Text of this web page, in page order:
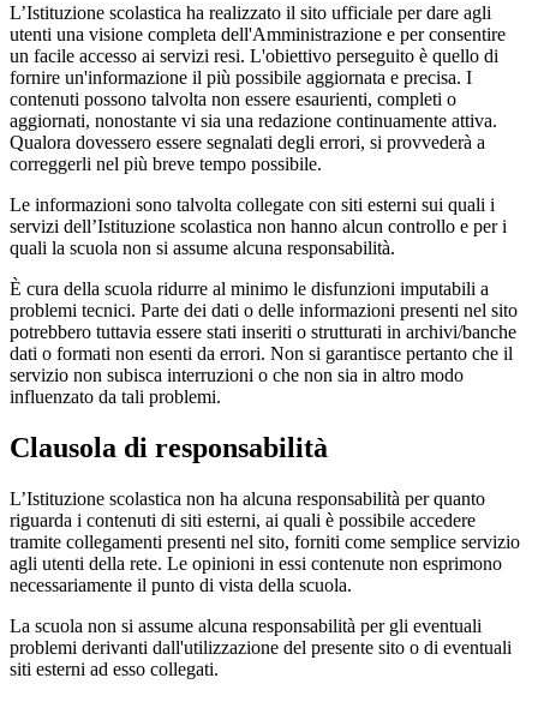
L’Istituzione scolastica ha realizzato il sito ufficiale per dare agli
utenti una visione completa dell'Amministrazione e per consentire
un facile accesso ai servizi resi. L'obiettivo perseguito è quello di
fornire un'informazione il più possibile aggiornata e precisa. I
contenuti possono talvolta non essere esaurienti, completi o
aggiornati, nonostante vi sia una redazione continuamente attiva.
Qualora dovessero essere segnalati degli errori, si provvederà a
correggerli nel più breve tempo possibile.
Le informazioni sono talvolta collegate con siti esterni sui quali i
servizi dell’Istituzione scolastica non hanno alcun controllo e per i
quali la scuola non si assume alcuna responsabilità.
È cura della scuola ridurre al minimo le disfunzioni imputabili a
problemi tecnici. Parte dei dati o delle informazioni presenti nel sito
potrebbero tuttavia essere stati inseriti o strutturati in archivi/banche
dati o formati non esenti da errori. Non si garantisce pertanto che il
servizio non subisca interruzioni o che non sia in altro modo
influenzato da tali problemi.
Clausola di responsabilità
L’Istituzione scolastica non ha alcuna responsabilità per quanto
riguarda i contenuti di siti esterni, ai quali è possibile accedere
tramite collegamenti presenti nel sito, forniti come semplice servizio
agli utenti della rete. Le opinioni in essi contenute non esprimono
necessariamente il punto di vista della scuola.
La scuola non si assume alcuna responsabilità per gli eventuali
problemi derivanti dall'utilizzazione del presente sito o di eventuali
siti esterni ad esso collegati.